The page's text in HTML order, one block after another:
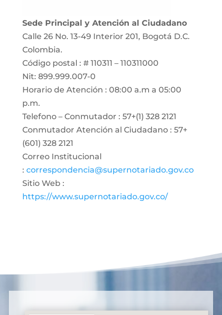
Sede Principal y Atención al Ciudadano
Calle 26 No. 13-49 Interior 201, Bogotá D.C.
Colombia.
Código postal : # 110311 – 110311000
Nit: 899.999.007-0
Horario de Atención : 08:00 a.m a 05:00
p.m.
Telefono – Conmutador : 57+(1) 328 2121
Conmutador Atención al Ciudadano : 57+
(601) 328 2121
Correo Institucional
: correspondencia@supernotariado.gov.co
Sitio Web :
https://www.supernotariado.gov.co/